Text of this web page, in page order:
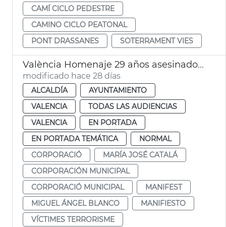
CAMÍ CICLO PEDESTRE
CAMINO CICLO PEATONAL
PONT DRASSANES
SOTERRAMENT VIES
València Homenaje 29 años asesinado Miguel Àngel Blanco
modificado hace 28 días
ALCALDÍA
AYUNTAMIENTO
VALENCIA
TODAS LAS AUDIENCIAS
VALENCIA
EN PORTADA
EN PORTADA TEMÁTICA
NORMAL
CORPORACIÓ
MARÍA JOSÉ CATALÁ
CORPORACIÓN MUNICIPAL
CORPORACIÓ MUNICIPAL
MANIFEST
MIGUEL ÁNGEL BLANCO
MANIFIESTO
VÍCTIMES TERRORISME